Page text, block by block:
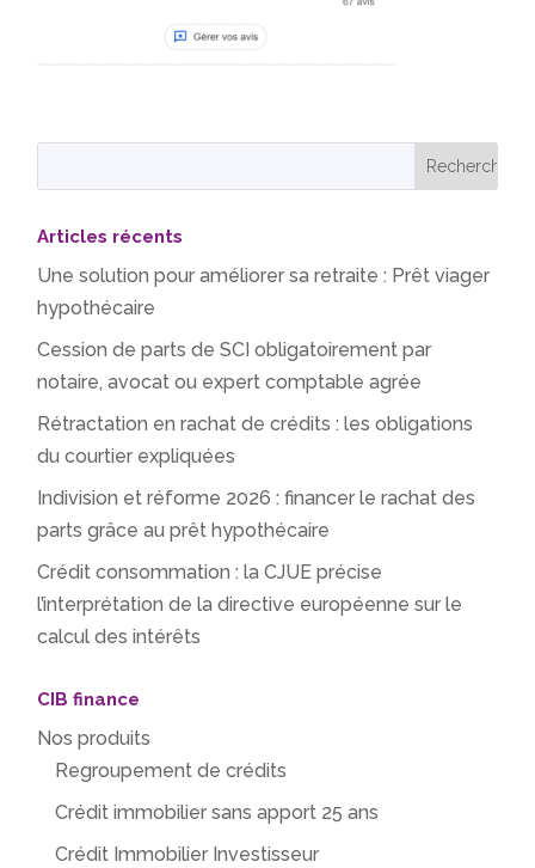
Articles récents
Une solution pour améliorer sa retraite : Prêt viager
hypothécaire
Cession de parts de SCI obligatoirement par
notaire, avocat ou expert comptable agrée
Rétractation en rachat de crédits : les obligations
du courtier expliquées
Indivision et réforme 2026 : financer le rachat des
parts grâce au prêt hypothécaire
Crédit consommation : la CJUE précise
l’interprétation de la directive européenne sur le
calcul des intérêts
CIB finance
Nos produits
Regroupement de crédits
Crédit immobilier sans apport 25 ans
Crédit Immobilier Investisseur